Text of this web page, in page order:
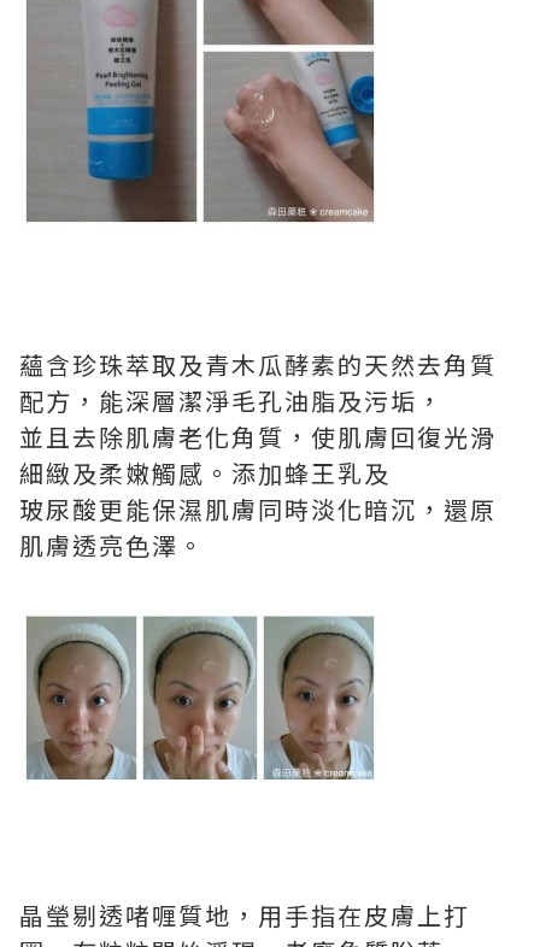
蘊含珍珠萃取及青木瓜酵素的天然去角質
配方，能深層潔淨毛孔油脂及污垢，
並且去除肌膚老化角質，使肌膚回復光滑
細緻及柔嫩觸感。添加蜂王乳及
玻尿酸更能保濕肌膚同時淡化暗沉，還原
肌膚透亮色澤。
晶瑩剔透啫喱質地，用手指在皮膚上打